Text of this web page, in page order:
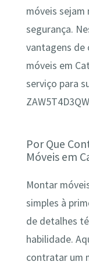
móveis
segurança.
vantagens
móveis em
serviço para
Por Que
Móveis em
Montar
simples à
de detalhes
habilidade.
contratar um